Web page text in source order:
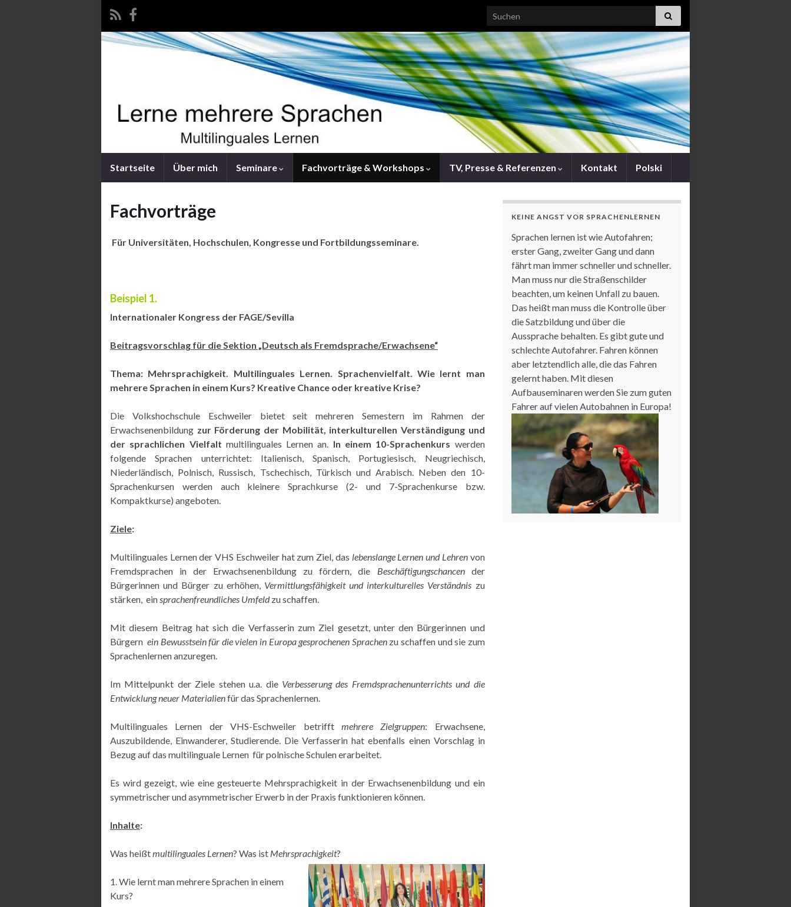
Search for:
Startseite Über mich Seminare Fachvorträge & Workshops TV, Presse & Referenzen Kontakt Polski
Fachvorträge
Für Universitäten, Hochschulen, Kongresse und Fortbildungsseminare.
Beispiel 1.
Internationaler Kongress der FAGE/Sevilla
Beitragsvorschlag für die Sektion „Deutsch als Fremdsprache/Erwachsene“
Thema: Mehrsprachigkeit. Multilinguales Lernen. Sprachenvielfalt. Wie lernt man
mehrere Sprachen in einem Kurs? Kreative Chance oder kreative Krise?
Die Volkshochschule Eschweiler bietet seit mehreren Semestern im Rahmen der
Erwachsenenbildung zur Förderung der Mobilität, interkulturellen Verständigung und
der sprachlichen Vielfalt multilinguales Lernen an. In einem 10-Sprachenkurs werden
folgende Sprachen unterrichtet: Italienisch, Spanisch, Portugiesisch, Neugriechisch,
Niederländisch, Polnisch, Russisch, Tschechisch, Türkisch und Arabisch. Neben den 10-
Sprachenkursen werden auch kleinere Sprachkurse (2- und 7-Sprachenkurse bzw.
Kompaktkurse) angeboten.
Ziele:
Multilinguales Lernen der VHS Eschweiler hat zum Ziel, das lebenslange Lernen und Lehrenvon
Fremdsprachen in der Erwachsenenbildung zu fördern, die Beschäftigungschancender
Bürgerinnen und Bürger zu erhöhen, Vermittlungsfähigkeit und interkulturelles Verständnis zu
stärken, einsprachenfreundliches Umfeldzu schaffen.
Mit diesem Beitrag hat sich die Verfasserin zum Ziel gesetzt, unter den Bürgerinnen und
Bürgernein Bewusstsein für die vielen in Europa gesprochenen Sprachenzu schaffen und sie zum
Sprachenlernen anzuregen.
Im Mittelpunkt der Ziele stehen u.a. die Verbesserung des Fremdsprachenunterrichts und die
Entwicklung neuer Materialienfür das Sprachenlernen.
Multilinguales Lernen der VHS-Eschweiler betrifft mehrere Zielgruppen: Erwachsene,
Auszubildende, Einwanderer, Studierende. Die Verfasserin hat ebenfalls einen Vorschlag in
Bezug auf das multilinguale Lernen für polnische Schulen erarbeitet.
Es wird gezeigt, wie eine gesteuerte Mehrsprachigkeit in der Erwachsenenbildung und ein
symmetrischer und asymmetrischer Erwerb in der Praxis funktionieren können.
Inhalte:
Was heißtmultilinguales Lernen? Was ist Mehrsprachigkeit?
1. Wie lernt man mehrere Sprachen in einem
Kurs?
KEINE ANGST VOR SPRACHENLERNEN
Sprachen lernen ist wie Autofahren;
erster Gang, zweiter Gang und dann
fährt man immer schneller und schneller.
Man muss nur die Straßenschilder
beachten, um keinen Unfall zu bauen.
Das heißt man muss die Kontrolle über
die Satzbildung und über die
Aussprache behalten. Es gibt gute und
schlechte Autofahrer. Fahren können
aber letztendlich alle, die das Fahren
gelernt haben. Mit diesen
Aufbauseminaren werden Sie zum guten
Fahrer auf vielen Autobahnen in Europa!